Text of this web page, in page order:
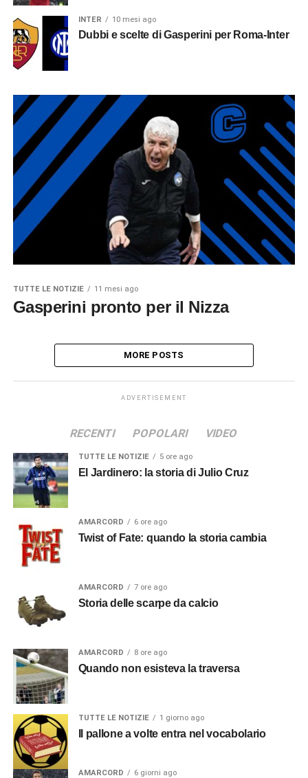
INTER 10 mesi ago
Dubbi e scelte di Gasperini per Roma-Inter
TUTTE LE NOTIZIE 11 mesi ago
Gasperini pronto per il Nizza
MORE POSTS
ADVERTISEMENT
RECENTI POPOLARI VIDEO
TUTTE LE NOTIZIE 5 ore ago
El Jardinero: la storia di Julio Cruz
AMARCORD 6 ore ago
Twist of Fate: quando la storia cambia
AMARCORD 7 ore ago
Storia delle scarpe da calcio
AMARCORD 8 ore ago
Quando non esisteva la traversa
TUTTE LE NOTIZIE 1 giorno ago
Il pallone a volte entra nel vocabolario
AMARCORD 6 giorni ago